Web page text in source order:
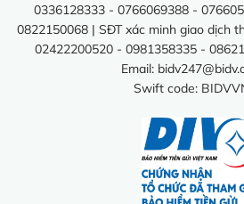
0336128333 - 0766069388 -
0822150068 | SĐT xác minh giao dịch
02422200520 - 0981358335 -
Email:
Swift code: